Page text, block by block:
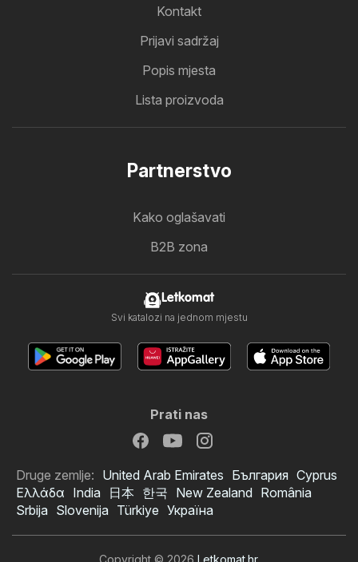
Kontakt
Prijavi sadržaj
Popis mjesta
Lista proizvoda
Partnerstvo
Kako oglašavati
B2B zona
Letkomat
Svi katalozi na jednom mjestu
Prati nas
Druge zemlje: United Arab Emirates България Cyprus
Ελλάδα India 日本 한국 New Zealand România
Srbija Slovenija Türkiye Україна
Copyright © 2026 Letkomat.hr.